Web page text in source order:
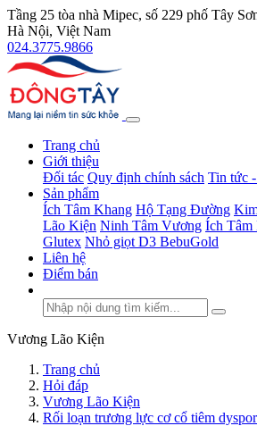
Tầng 25 tòa nhà Mipec, số 229 phố Tây
Hà Nội, Việt Nam
024.3775.9866
Trang chủ
Giới thiệu
Đối tác Quy định chính sách Tin tức
Sản phẩm
Ích Tâm Khang Hộ Tạng Đường
Lão Kiện Ninh Tâm Vương Ích Tâm
Glutex Nhỏ giọt D3 BebuGold
Liên hệ
Điểm bán
Vương Lão Kiện
Trang chủ
Hỏi đáp
Vương Lão Kiện
Rối loạn trương lực cơ cổ tiêm